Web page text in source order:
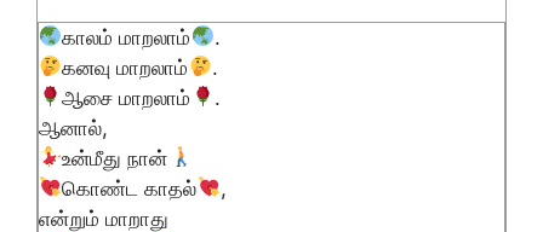
காலம் மாறலாம்
.
கனவு மாறலாம்
.
ஆசை மாறலாம்
.
ஆனால்,
உன்மீது நான்
கொண்ட காதல்
,
என்றும் மாறாது